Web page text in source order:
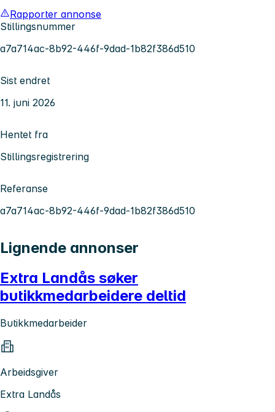
Rapporter annonse
Stillingsnummer
a7a714ac-8b92-446f-9dad-1b82f386d510
Sist endret
11. juni 2026
Hentet fra
Stillingsregistrering
Referanse
a7a714ac-8b92-446f-9dad-1b82f386d510
Lignende annonser
Extra Landås søker
butikkmedarbeidere deltid
Butikkmedarbeider
Arbeidsgiver
Extra Landås